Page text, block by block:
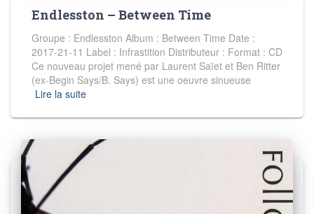
Endlesston – Between Time
Groupe : Endlesston Album : Between Time Date :
2017-21-11 Label : Infrastition Distributeur : Format : CD
Ce nouveau projet mené par Laurent Saïet et Ben Ritter
(ex-Begin Says/B. Says) est une oeuvre sinueuse
Lire la suite